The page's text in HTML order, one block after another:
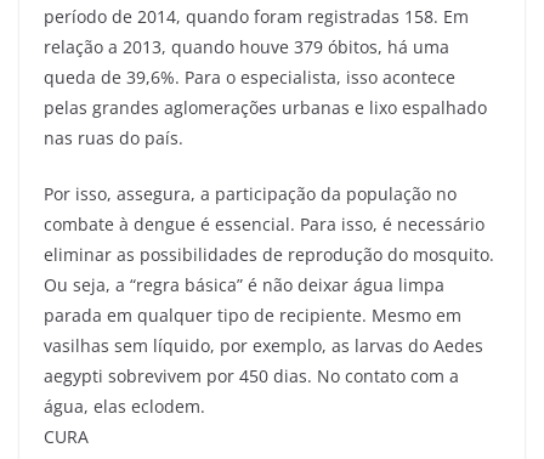
período de 2014, quando foram registradas 158. Em
relação a 2013, quando houve 379 óbitos, há uma
queda de 39,6%. Para o especialista, isso acontece
pelas grandes aglomerações urbanas e lixo espalhado
nas ruas do país.
Por isso, assegura, a participação da população no
combate à dengue é essencial. Para isso, é necessário
eliminar as possibilidades de reprodução do mosquito.
Ou seja, a “regra básica” é não deixar água limpa
parada em qualquer tipo de recipiente. Mesmo em
vasilhas sem líquido, por exemplo, as larvas do Aedes
aegypti sobrevivem por 450 dias. No contato com a
água, elas eclodem.
CURA